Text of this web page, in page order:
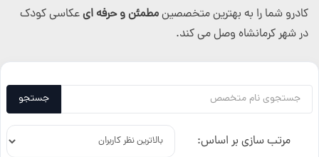
کادرو شما را به بهترین متخصصینمطمئن و حرفه ایعکاسی کودک
در شهر کرمانشاه وصل می کند.
جستجو
مرتب سازی بر اساس: